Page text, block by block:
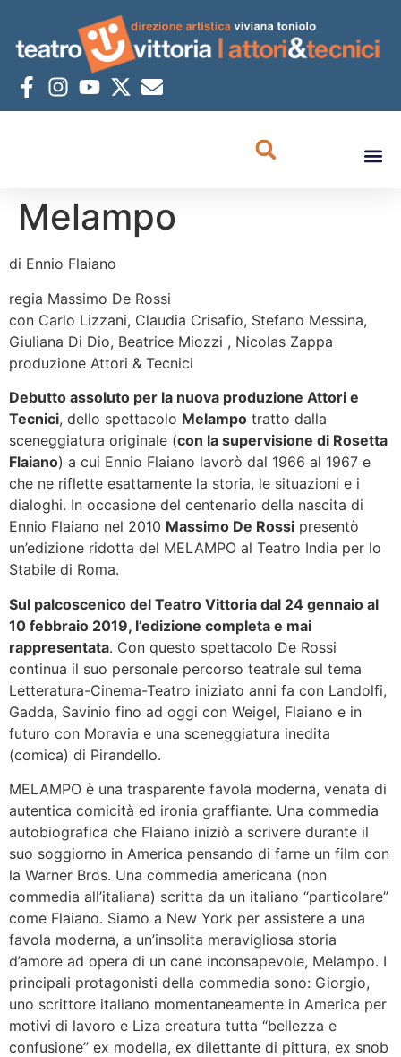
Melampo
di Ennio Flaiano
regia Massimo De Rossi
con Carlo Lizzani, Claudia Crisafio, Stefano Messina,
Giuliana Di Dio, Beatrice Miozzi , Nicolas Zappa
produzione Attori & Tecnici
Debutto assoluto per la nuova produzione Attori e
Tecnici, dello spettacolo Melampo tratto dalla
sceneggiatura originale (con la supervisione di Rosetta
Flaiano) a cui Ennio Flaiano lavorò dal 1966 al 1967 e
che ne riflette esattamente la storia, le situazioni e i
dialoghi. In occasione del centenario della nascita di
Ennio Flaiano nel 2010 Massimo De Rossi presentò
un’edizione ridotta del MELAMPO al Teatro India per lo
Stabile di Roma.
Sul palcoscenico del Teatro Vittoria dal 24 gennaio al
10 febbraio 2019, l’edizione completa e mai
rappresentata. Con questo spettacolo De Rossi
continua il suo personale percorso teatrale sul tema
Letteratura-Cinema-Teatro iniziato anni fa con Landolfi,
Gadda, Savinio fino ad oggi con Weigel, Flaiano e in
futuro con Moravia e una sceneggiatura inedita
(comica) di Pirandello.
MELAMPO è una trasparente favola moderna, venata di
autentica comicità ed ironia graffiante. Una commedia
autobiografica che Flaiano iniziò a scrivere durante il
suo soggiorno in America pensando di farne un film con
la Warner Bros. Una commedia americana (non
commedia all’italiana) scritta da un italiano “particolare”
come Flaiano. Siamo a New York per assistere a una
favola moderna, a un’insolita meravigliosa storia
d’amore ad opera di un cane inconsapevole, Melampo. I
principali protagonisti della commedia sono: Giorgio,
uno scrittore italiano momentaneamente in America per
motivi di lavoro e Liza creatura tutta “bellezza e
confusione” ex modella, ex dilettante di pittura, ex snob